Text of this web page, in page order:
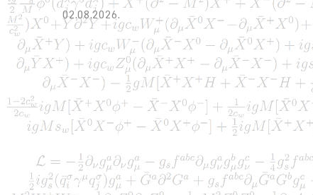
02.08.2026.